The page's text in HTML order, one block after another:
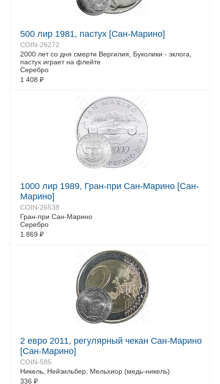
500 лир 1981, пастух [Сан-Марино]
COIN-26272
2000 лет со дня смерти Вергилия, Буколики - эклога,
пастух играет на флейте
Серебро
1 408 ₽
1000 лир 1989, Гран-при Сан-Марино [Сан-
Марино]
COIN-26538
Гран-при Сан-Марино
Серебро
1 869 ₽
2 евро 2011, регулярный чекан Сан-Марино
[Сан-Марино]
COIN-585
Никель, Нейзильбер, Мельхиор (медь-никель)
336 ₽